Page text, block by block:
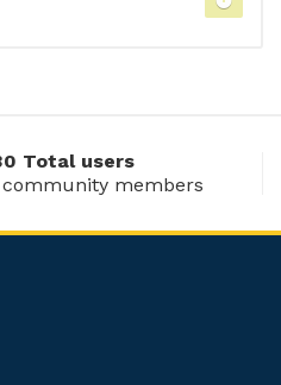
Total users
members